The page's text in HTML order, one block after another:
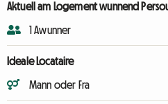
Aktuell am Logement wunnend
1 Awunner
Ideale Locataire
Mann oder Fra